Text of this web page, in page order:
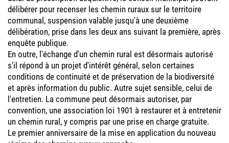
délibérer pour recenser les chemin ruraux sur le territoire
communal, suspension valable jusqu'à une deuxième
délibération, prise dans les deux ans suivant la première, après
enquête publique.
En outre, l'échange d'un chemin rural est désormais autorisé
s'il répond à un projet d'intérêt général, selon certaines
conditions de continuité et de préservation de la biodiversité
et après information du public. Autre sujet sensible, celui de
l'entretien. La commune peut désormais autoriser, par
convention, une association loi 1901 à restaurer et à entretenir
un chemin rural, y compris par une prise en charge gratuite.
Le premier anniversaire de la mise en application du nouveau